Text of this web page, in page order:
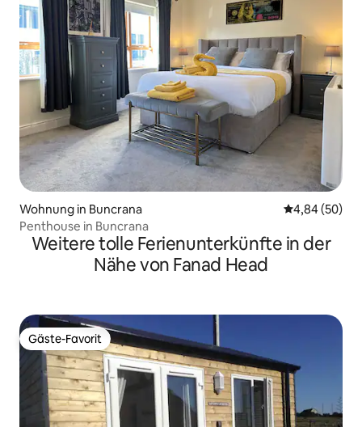
Wohnung in Buncrana
4,84 (50)
Penthouse in Buncrana
Weitere tolle Ferienunterkünfte in der
Nähe von Fanad Head
Gäste-Favorit
Gäste-Favorit